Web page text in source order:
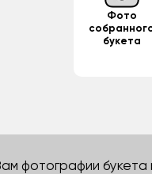
Фото
букета
фотографии букета